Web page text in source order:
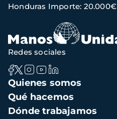
Honduras Importe: 20.000€
Navegación
principal
Quienes somos
Qué hacemos
Dónde trabajamos
Redes sociales